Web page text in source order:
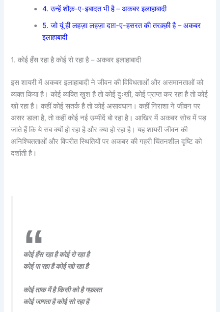
4. उन्हें शौक़-ए-इबादत भी है – अकबर इलाहाबादी
5. जो यूं ही लहज़ा लहज़ा दाग़-ए-हसरत की तरक़्क़ी है – अकबर
इलाहाबादी
1. कोई हँस रहा है कोई रो रहा है – अकबर इलाहाबादी
इस शायरी में अकबर इलाहाबादी ने जीवन की विविधताओं और असमानताओं को
व्यक्त किया है। कोई व्यक्ति खुश है तो कोई दुःखी, कोई प्राप्त कर रहा है तो कोई
खो रहा है। कहीं कोई सतर्क है तो कोई असावधान। कहीं निराशा ने जीवन पर
असर डाला है, तो कहीं कोई नई उम्मीदें बो रहा है। आखिर में अकबर सोच में पड़
जाते हैं कि ये सब क्यों हो रहा है और क्या हो रहा है। यह शायरी जीवन की
अनिश्चितताओं और विपरीत स्थितियों पर अकबर की गहरी चिंतनशील दृष्टि को
दर्शाती है।
कोई हँस रहा है कोई रो रहा है
कोई पा रहा है कोई खो रहा है
कोई ताक में है किसी को है गफ़लत
कोई जागता है कोई सो रहा है